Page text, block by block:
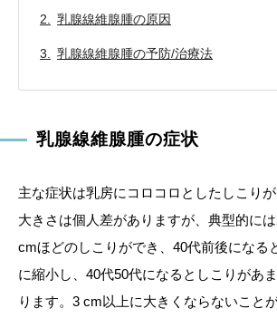
乳腺線維腺腫の原因
乳腺線維腺腫の予防/治療法
乳腺線維腺腫の症状
主な症状は乳房にコロコロとしたしこりが
大きさは個人差がありますが、典型的に
cmほどのしこりができ、40代前後になる
に縮小し、40代50代になるとしこりがあ
ります。3 cm以上に大きくならないこと